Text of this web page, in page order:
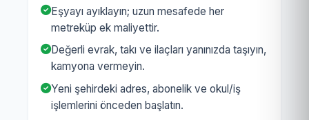
Eşyayı ayıklayın; uzun mesafede her
metreküp ek maliyettir.
Değerli evrak, takı ve ilaçları yanınızda taşıyın,
kamyona vermeyin.
Yeni şehirdeki adres, abonelik ve okul/iş
işlemlerini önceden başlatın.